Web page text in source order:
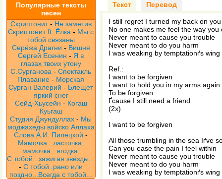
Популярные тексты
песен
Скриптонит- Не заметив
Скриптонит ft. Ёлка - Мы с
тобой связаны
Серёжа Драгни - Вишня
Сергей Есенин - Я в
глазах твоих утону
С.Сурганова - Спектакль
Плавание - Морская
Сурган Валерий - Блещет
яркий снег
Сейд-Хьусейн - Когаш
Куьгаш
Студия Джундуллах - Мы
моджахеды войско Аллаха
Слова А.И. Пилецкой -
Мамочка.. ласточка,
мамочка.. ягодка.
С тобой...зажигая звёзды...
-С тобой..рано или
поздно...Всегда с тобой...
Текст Перевод
I still regret I turned my back on you
No one makes me feel the way you
Never meant to cause you trouble
Never meant to do you harm
I was weaking by temptationґs
Ref.:
I want to be forgiven
I want to hold you in my arms again
To be forgiven
Ґcause I still need a friend
(2x)
I want to be forgiven
All those trumbling in the sea Iґve
Can you ease the pain I feel within
Never meant to cause you trouble
Never meant to do you harm
I was weaking by temptationґs